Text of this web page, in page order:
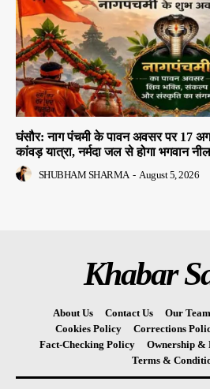
घंसौर: नाग पंचमी के पावन अवसर पर 17
कांवड़ यात्रा, नर्मदा जल से होगा भगवान
SHUBHAM SHARMA - August 5, 2026
Khabar
About Us Contact Us Our Team
Cookies Policy
Corrections
Fact-Checking Policy
Ownership &
Terms &